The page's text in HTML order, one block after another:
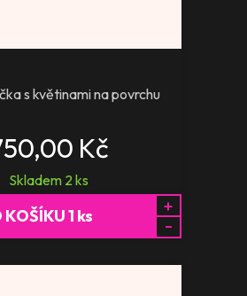
s květinami na povrchu
Kč
Skladem 2ks
KOŠÍKU1 ks
+
-